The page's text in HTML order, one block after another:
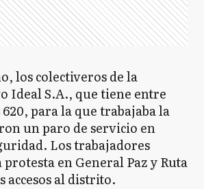
los colectiveros de la
Ideal S.A., que tiene entre
620, para la que trabajaba la
un paro de servicio en
Los trabajadores
protesta en General Paz y Ruta
accesos al distrito.